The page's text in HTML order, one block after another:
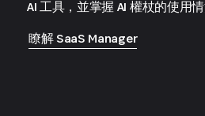
AI 工具，並掌握 AI 權杖的使用情
瞭解 SaaS Manager